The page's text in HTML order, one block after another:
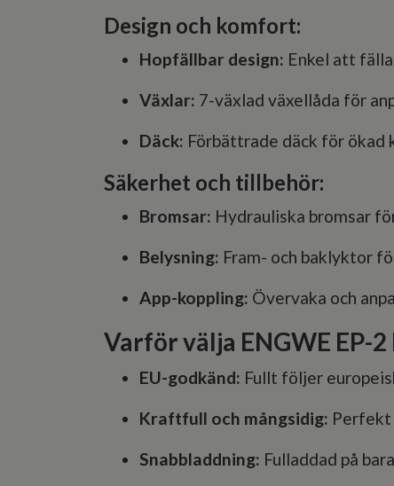
Design och komfort:
Hopfällbar design: Enkel att
Växlar: 7-växlad växellåda för
Däck: Förbättrade däck för ökad
Säkerhet och tillbehör:
Bromsar: Hydrauliska bromsar
Belysning: Fram- och baklyktor
App-koppling: Övervaka och
Varför välja ENGWE EP-2
EU-godkänd: Fullt följer
Kraftfull och mångsidig: Perfekt
Snabbladdning: Fulladdad på